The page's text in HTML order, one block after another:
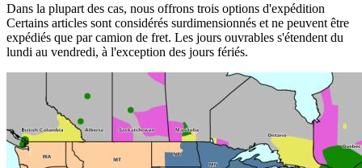
Dans la plupart des cas, nous offrons trois options d'expédition
Certains articles sont considérés surdimensionnés et ne peuvent être
expédiés que par camion de fret. Les jours ouvrables s'étendent du
lundi au vendredi, à l'exception des jours fériés.